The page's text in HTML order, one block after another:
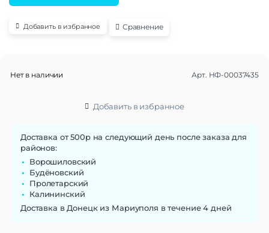
Добавить в избранное Сравнение
Нет в наличии Арт. НФ-00037435
Добавить в избранное
Доставка от 500р на следующий день после заказа для
районов:
Ворошиловский
Будёновский
Пролетарский
Калининский
Доставка в Донецк из Мариуполя в течение 4 дней